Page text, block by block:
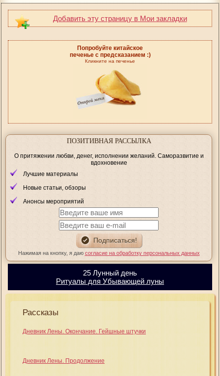
Добавить эту страницу в Мои закладки
Попробуйте китайское
печенье с предсказанием :)
Кликните на печенье
ПОЗИТИВНАЯ РАССЫЛКА
О притяжении любви, денег, исполнении желаний. Саморазвитие и
вдохновение
Лучшие материалы
Новые статьи, обзоры
Анонсы мероприятий
Нажимая на кнопку, я даю согласие на обработку персональных данных
25 Лунный день
Ритуалы для Убывающей луны
Рассказы
Дневник Лены. Окончание. Гейшные штучки
Дневник Лены. Продолжение